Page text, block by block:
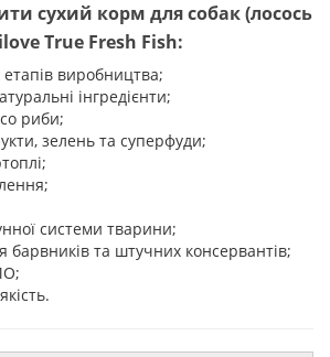
сухий корм для собак (лосось
True Fresh Fish:
етапів виробництва;
інгредієнти;
риби;
зелень та суперфуди;
системи тварини;
барвників та штучних консервантів;